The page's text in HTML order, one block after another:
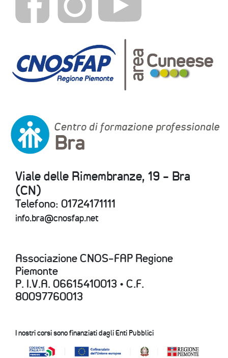
Viale delle Rimembranze, 19 - Bra
(CN)
Telefono: 01724171111
info.bra@cnosfap.net
Associazione CNOS-FAP Regione
Piemonte
P. I.V.A. 06615410013 • C.F.
80097760013
I nostri corsi sono finanziati dagli Enti Pubblici